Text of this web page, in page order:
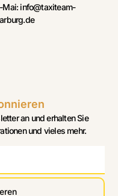
Mai: info@taxiteam-
an und erhalten Sie
und vieles mehr.